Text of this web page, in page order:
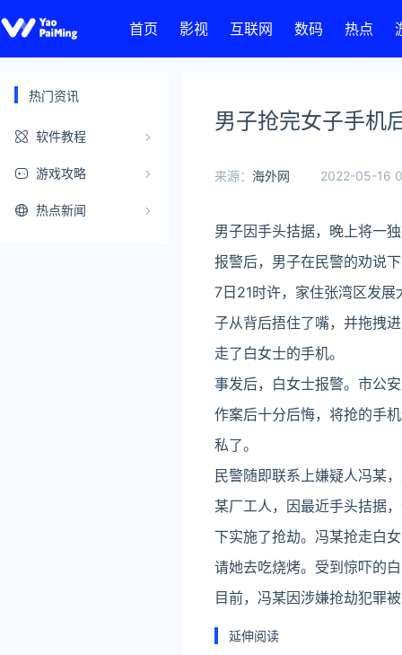
首页 影视 互联网 数码 热点
热门资讯
软件教程
游戏攻略
热点新闻
男子抢完女子手机
来源： 海外网 2022-05-16
男子因手头拮据，晚上将一
报警后，男子在民警的劝说
7日21时许，家住张湾区发
子从背后捂住了嘴，并拖拽
走了白女士的手机。
事发后，白女士报警。市公
作案后十分后悔，将抢的手
私了。
民警随即联系上嫌疑人冯某
某厂工人，因最近手头拮据
下实施了抢劫。冯某抢走白
请她去吃烧烤。受到惊吓的
目前，冯某因涉嫌抢劫犯罪
延伸阅读